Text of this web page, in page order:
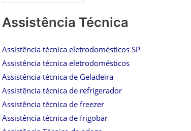
Assistência Técnica
Assistência técnica eletrodomésticos SP
Assistência técnica eletrodomésticos
Assistência técnica de Geladeira
Assistência técnica de refrigerador
Assistência técnica de freezer
Assistência técnica de frigobar